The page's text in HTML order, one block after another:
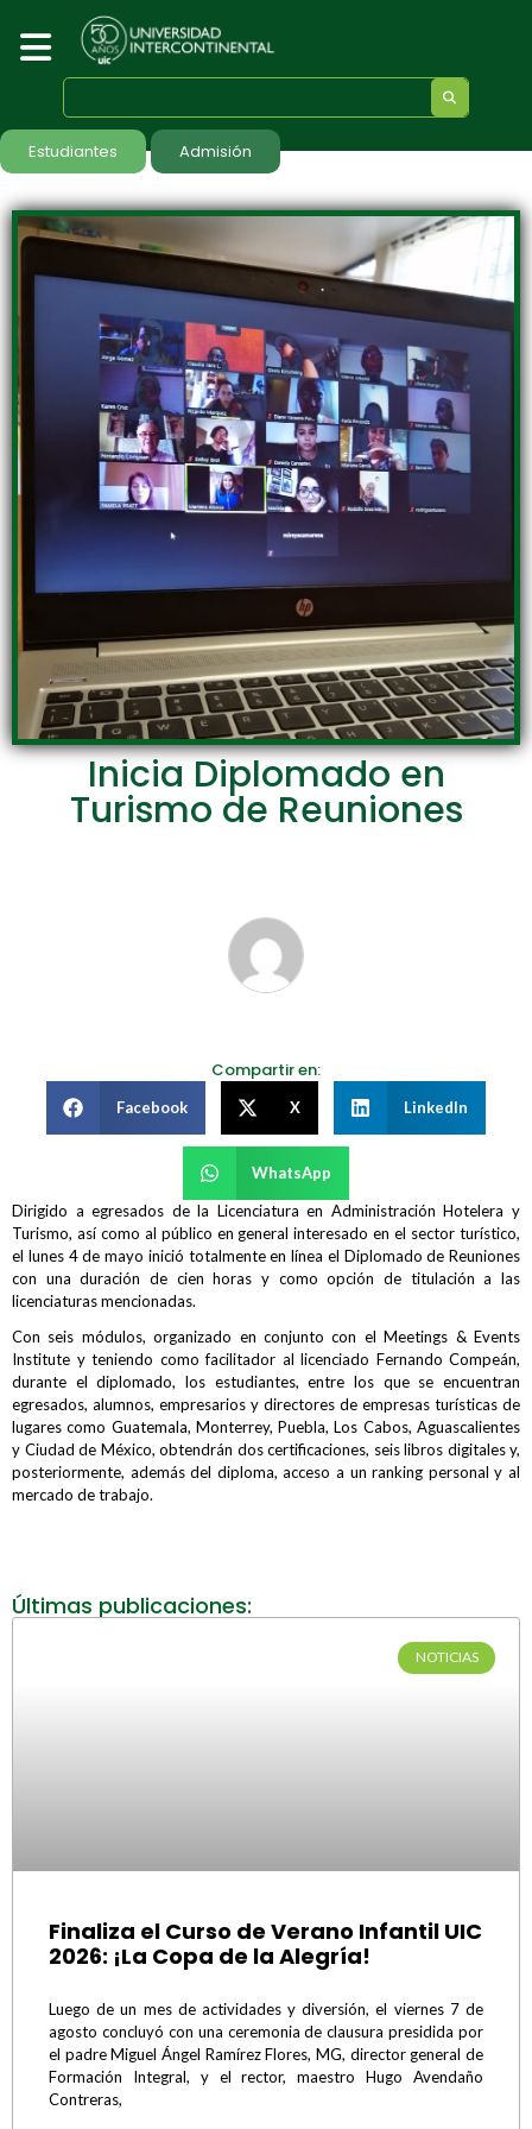
Estudiantes Admisión
Inicia Diplomado en
Turismo de Reuniones
Compartir en:
Facebook X LinkedIn
WhatsApp
Dirigido a egresados de la Licenciatura en Administración Hotelera y
Turismo, así como al público en general interesado en el sector turístico,
el lunes 4 de mayo inició totalmente en línea el Diplomado de Reuniones
con una duración de cien horas y como opción de titulación a las
licenciaturas mencionadas.
Con seis módulos, organizado en conjunto con el Meetings & Events
Institute y teniendo como facilitador al licenciado Fernando Compeán,
durante el diplomado, los estudiantes, entre los que se encuentran
egresados, alumnos, empresarios y directores de empresas turísticas de
lugares como Guatemala, Monterrey, Puebla, Los Cabos, Aguascalientes
y Ciudad de México, obtendrán dos certificaciones, seis libros digitales y,
posteriormente, además del diploma, acceso a un ranking personal y al
mercado de trabajo.
Últimas publicaciones:
NOTICIAS
Finaliza el Curso de Verano Infantil UIC
2026: ¡La Copa de la Alegría!
Luego de un mes de actividades y diversión, el viernes 7 de
agosto concluyó con una ceremonia de clausura presidida por
el padre Miguel Ángel Ramírez Flores, MG, director general de
Formación Integral, y el rector, maestro Hugo Avendaño
Contreras,